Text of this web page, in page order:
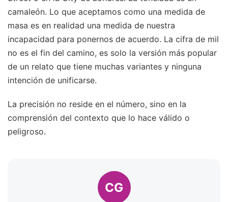
camaleón. Lo que aceptamos como una medida de
masa es en realidad una medida de nuestra
incapacidad para ponernos de acuerdo. La cifra de mil
no es el fin del camino, es solo la versión más popular
de un relato que tiene muchas variantes y ninguna
intención de unificarse.
La precisión no reside en el número, sino en la
comprensión del contexto que lo hace válido o
peligroso.
CG